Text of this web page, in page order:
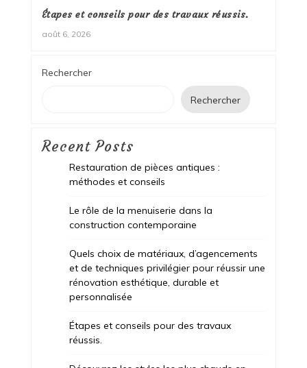
Étapes et conseils pour des travaux réussis.
août 6, 2026
Rechercher
Rechercher
Recent Posts
Restauration de pièces antiques :
méthodes et conseils
Le rôle de la menuiserie dans la
construction contemporaine
Quels choix de matériaux, d’agencements
et de techniques privilégier pour réussir une
rénovation esthétique, durable et
personnalisée
Étapes et conseils pour des travaux
réussis.